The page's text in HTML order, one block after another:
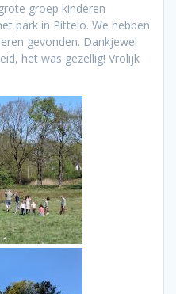
groep kinderen
park in Pittelo. We hebben
gevonden. Dankjewel
het was gezellig! Vrolijk